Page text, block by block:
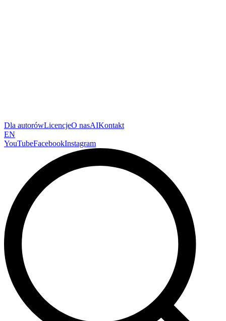
Dla autorówLicencjeO nasAIKontakt
EN
YouTubeFacebookInstagram